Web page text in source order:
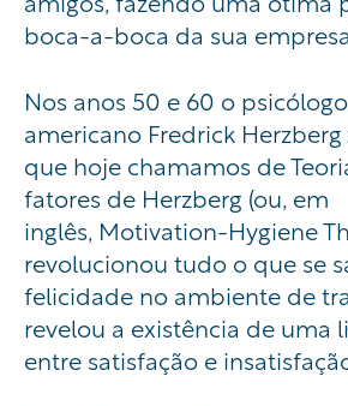
boca-a-boca da sua
Nos anos 50 e 60 o psicólogo
americano Fredrick Herzberg
que hoje chamamos de
fatores de Herzberg (ou, em
inglês, Motivation-Hygiene
revolucionou tudo o que se
felicidade no ambiente de
revelou a existência de uma
entre satisfação e